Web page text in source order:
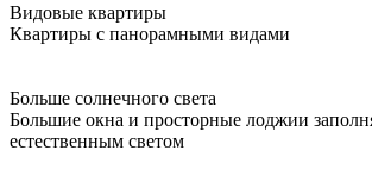
Видовые квартиры
Квартиры с панорамными видами
Больше солнечного света
Большие окна и просторные лоджии
естественным светом